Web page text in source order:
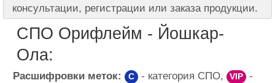
консультации, регистрации или заказа продукции.
СПО Орифлейм - Йошкар-
Ола:
Расшифровки меток: C - категория СПО, VIP
-